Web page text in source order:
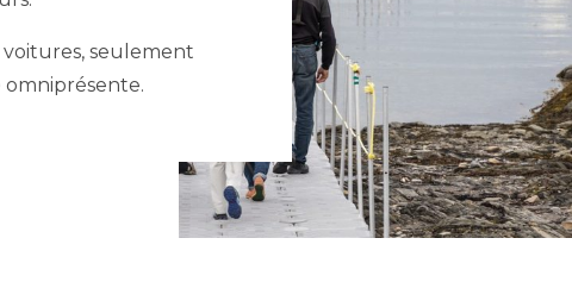
voitures, seulement
omniprésente.